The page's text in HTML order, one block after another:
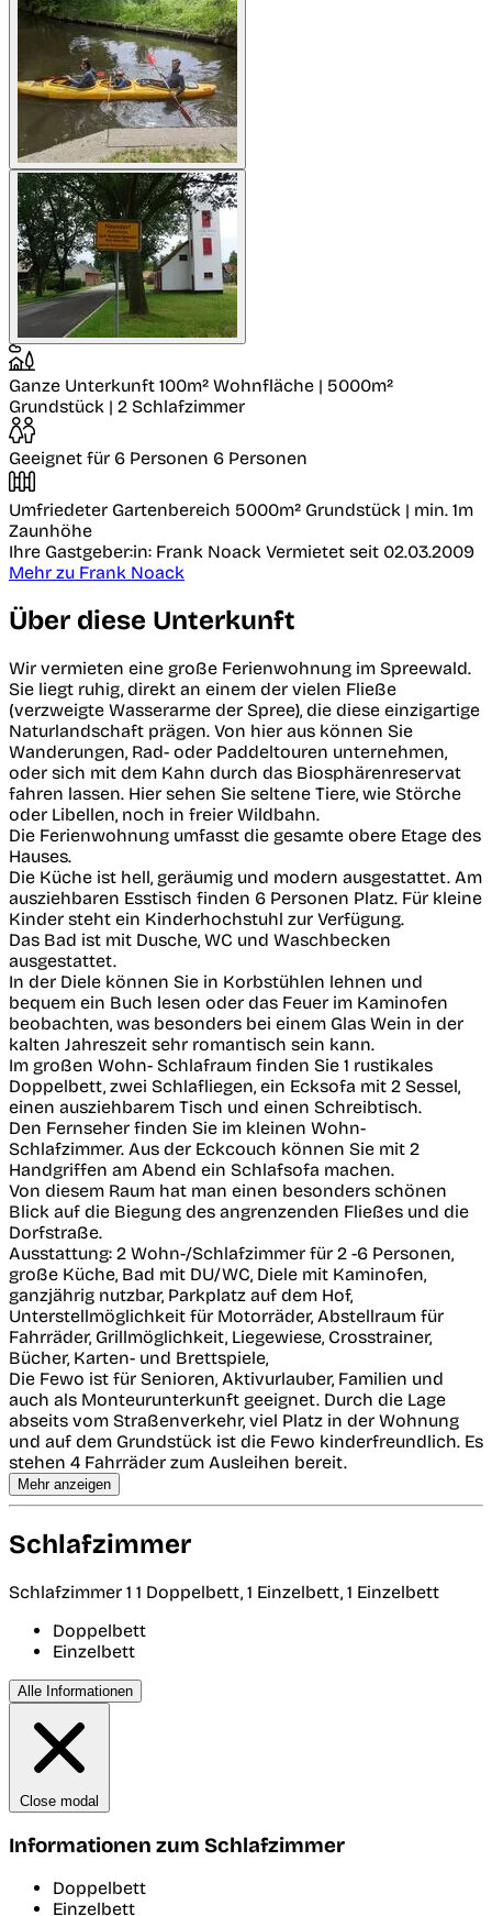
Ganze Unterkunft 100m² Wohnfläche | 5000m²
Grundstück | 2 Schlafzimmer
Geeignet für 6 Personen 6 Personen
Umfriedeter Gartenbereich 5000m² Grundstück | min. 1m
Zaunhöhe
Ihre Gastgeber:in: Frank Noack Vermietet seit 02.03.2009
Mehr zu Frank Noack
Über diese Unterkunft
Wir vermieten eine große Ferienwohnung im Spreewald.
Sie liegt ruhig, direkt an einem der vielen Fließe
(verzweigte Wasserarme der Spree), die diese einzigartige
Naturlandschaft prägen. Von hier aus können Sie
Wanderungen, Rad- oder Paddeltouren unternehmen,
oder sich mit dem Kahn durch das Biosphärenreservat
fahren lassen. Hier sehen Sie seltene Tiere, wie Störche
oder Libellen, noch in freier Wildbahn.
Die Ferienwohnung umfasst die gesamte obere Etage des
Hauses.
Die Küche ist hell, geräumig und modern ausgestattet. Am
ausziehbaren Esstisch finden 6 Personen Platz. Für kleine
Kinder steht ein Kinderhochstuhl zur Verfügung.
Das Bad ist mit Dusche, WC und Waschbecken
ausgestattet.
In der Diele können Sie in Korbstühlen lehnen und
bequem ein Buch lesen oder das Feuer im Kaminofen
beobachten, was besonders bei einem Glas Wein in der
kalten Jahreszeit sehr romantisch sein kann.
Im großen Wohn- Schlafraum finden Sie 1 rustikales
Doppelbett, zwei Schlafliegen, ein Ecksofa mit 2 Sessel,
einen ausziehbarem Tisch und einen Schreibtisch.
Den Fernseher finden Sie im kleinen Wohn-
Schlafzimmer. Aus der Eckcouch können Sie mit 2
Handgriffen am Abend ein Schlafsofa machen.
Von diesem Raum hat man einen besonders schönen
Blick auf die Biegung des angrenzenden Fließes und die
Dorfstraße.
Ausstattung: 2 Wohn-/Schlafzimmer für 2 -6 Personen,
große Küche, Bad mit DU/WC, Diele mit Kaminofen,
ganzjährig nutzbar, Parkplatz auf dem Hof,
Unterstellmöglichkeit für Motorräder, Abstellraum für
Fahrräder, Grillmöglichkeit, Liegewiese, Crosstrainer,
Bücher, Karten- und Brettspiele,
Die Fewo ist für Senioren, Aktivurlauber, Familien und
auch als Monteurunterkunft geeignet. Durch die Lage
abseits vom Straßenverkehr, viel Platz in der Wohnung
und auf dem Grundstück ist die Fewo kinderfreundlich. Es
stehen 4 Fahrräder zum Ausleihen bereit.
Mehr anzeigen
Schlafzimmer
Schlafzimmer 1 1 Doppelbett, 1 Einzelbett, 1 Einzelbett
Doppelbett
Einzelbett
Alle Informationen
Close modal
Informationen zum Schlafzimmer
Doppelbett
Einzelbett